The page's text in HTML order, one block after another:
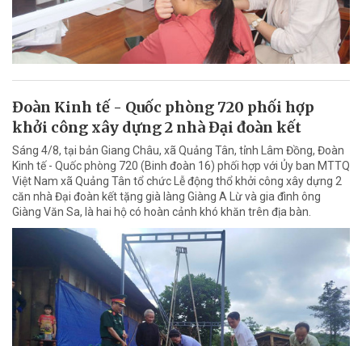
Đoàn Kinh tế - Quốc phòng 720 phối hợp
khởi công xây dựng 2 nhà Đại đoàn kết
Sáng 4/8, tại bản Giang Châu, xã Quảng Tân, tỉnh Lâm Đồng, Đoàn
Kinh tế - Quốc phòng 720 (Binh đoàn 16) phối hợp với Ủy ban MTTQ
Việt Nam xã Quảng Tân tổ chức Lễ động thổ khởi công xây dựng 2
căn nhà Đại đoàn kết tặng già làng Giàng A Lừ và gia đình ông
Giàng Văn Sa, là hai hộ có hoàn cảnh khó khăn trên địa bàn.